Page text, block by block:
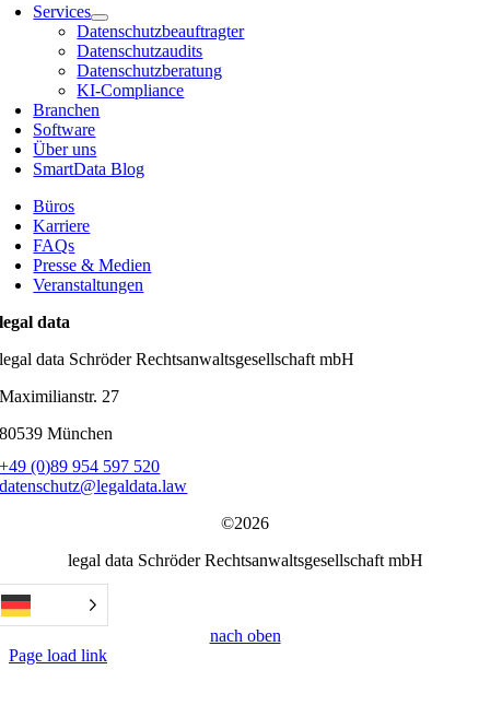
Services
Datenschutzbeauftragter
Datenschutzaudits
Datenschutzberatung
KI-Compliance
Branchen
Software
Über uns
SmartData Blog
Büros
Karriere
FAQs
Presse & Medien
Veranstaltungen
legal data
legal data Schröder Rechtsanwaltsgesellschaft mbH
Maximilianstr. 27
80539 München
+49 (0)89 954 597 520
datenschutz@legaldata.law
©2026
legal data Schröder Rechtsanwaltsgesellschaft mbH
nach oben
Page load link